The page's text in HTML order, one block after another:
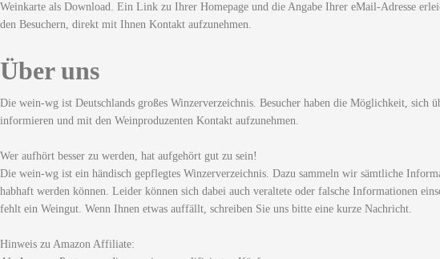
Weinkarte als Download. Ein Link zu Ihrer Homepage und die Angabe Ihrer eMail-Adresse
den Besuchern, direkt mit Ihnen Kontakt aufzunehmen.
Über uns
Die wein-wg ist Deutschlands großes Winzerverzeichnis. Besucher haben die Möglichkeit, sich
informieren und mit den Weinproduzenten Kontakt aufzunehmen.
Wer aufhört besser zu werden, hat aufgehört gut zu sein!
Die wein-wg ist ein händisch gepflegtes Winzerverzeichnis. Dazu sammeln wir sämtliche
habhaft werden können. Leider können sich dabei auch veraltete oder falsche Informationen
fehlt ein Weingut. Wenn Ihnen etwas auffällt, schreiben Sie uns bitte eine kurze Nachricht.
Hinweis zu Amazon Affiliate: